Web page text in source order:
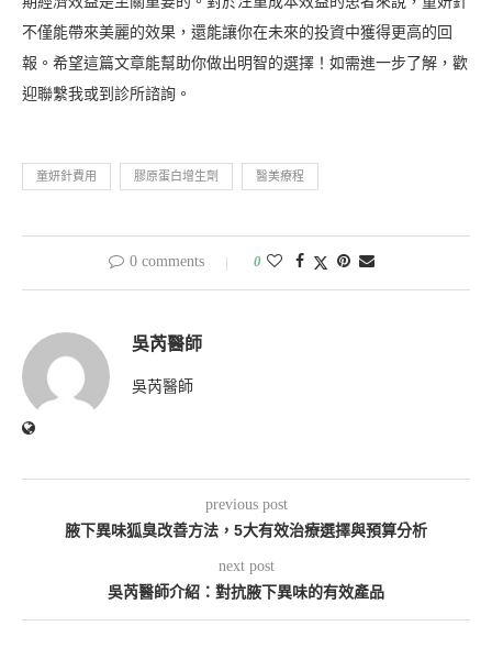
不僅能帶來美麗的效果，還能讓你在未來的投資中獲得更高的回
報。希望這篇文章能幫助你做出明智的選擇！如需進一步了解，歡
迎聯繫我或到診所諮詢。
童妍針費用 膠原蛋白增生劑 醫美療程
0 comments 0
吳芮醫師
吳芮醫師
previous post
腋下異味狐臭改善方法，5大有效治療選擇與預算分析
next post
吳芮醫師介紹：對抗腋下異味的有效產品